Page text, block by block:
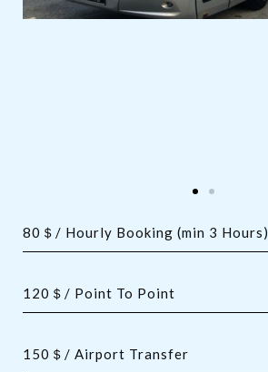
80＄/ Hourly Booking (min 3 Hours)
120＄/ Point To Point
150＄/ Airport Transfer